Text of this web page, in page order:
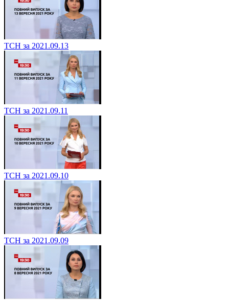
ТСН за 2021.09.13
ТСН за 2021.09.11
ТСН за 2021.09.10
ТСН за 2021.09.09